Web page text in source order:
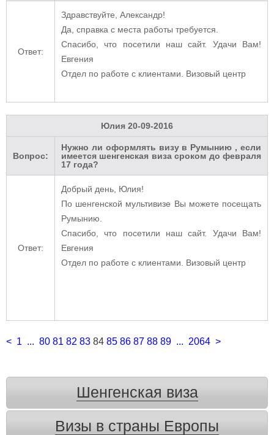
Ответ:
Здравствуйте, Александр!
Да, справка с места работы требуется.
Спасибо, что посетили наш сайт. Удачи Вам!
Евгения
Отдел по работе с клиентами. Визовый центр
Юлия 20-09-2016
Вопрос:
Нужно ли оформлять визу в Румынию , если
имеется шенгенская виза сроком до февраля
17 года?
Ответ:
Добрый день, Юлия!
По шенгенской мультивизе Вы можете посещать
Румынию.
Спасибо, что посетили наш сайт. Удачи Вам!
Евгения
Отдел по работе с клиентами. Визовый центр
< 1 ... 80 81 82 83 84 85 86 87 88 89 ... 2064 >
Шенгенская виза
Визы в страны Европы